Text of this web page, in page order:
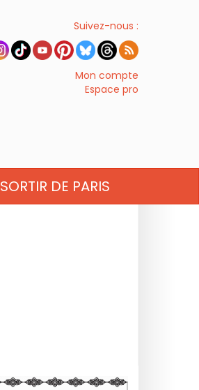
Suivez-nous :
Mon compte
Espace pro
SORTIR DE PARIS